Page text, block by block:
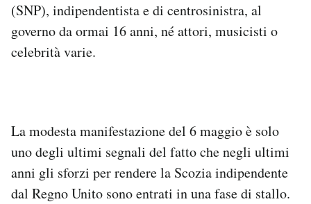
(SNP), indipendentista e di centrosinistra, al
governo da ormai 16 anni, né attori, musicisti o
celebrità varie.
La modesta manifestazione del 6 maggio è solo
uno degli ultimi segnali del fatto che negli ultimi
anni gli sforzi per rendere la Scozia indipendente
dal Regno Unito sono entrati in una fase di stallo.